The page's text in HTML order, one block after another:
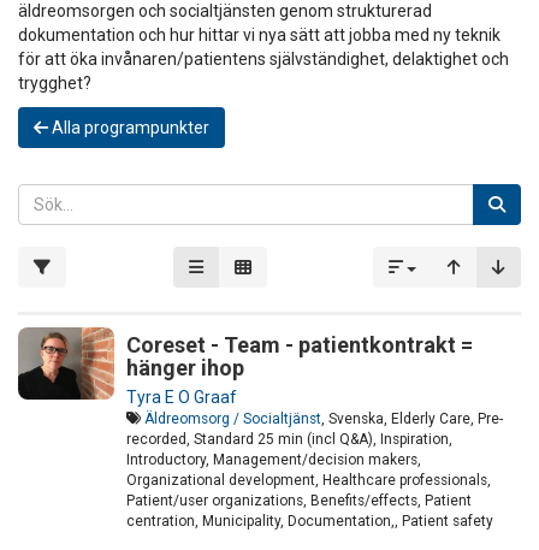
äldreomsorgen och socialtjänsten genom strukturerad
dokumentation och hur hittar vi nya sätt att jobba med ny teknik
för att öka invånaren/patientens självständighet, delaktighet och
trygghet?
Alla programpunkter
Coreset - Team - patientkontrakt =
hänger ihop
Tyra E O Graaf
Äldreomsorg / Socialtjänst, Svenska, Elderly Care, Pre-
recorded, Standard 25 min (incl Q&A), Inspiration,
Introductory, Management/decision makers,
Organizational development, Healthcare professionals,
Patient/user organizations, Benefits/effects, Patient
centration, Municipality, Documentation,, Patient safety